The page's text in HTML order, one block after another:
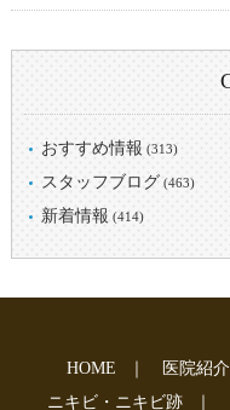
おすすめ情報 (313)
スタッフブログ (463)
新着情報 (414)
HOME ｜ 医院紹介
ニキビ・ニキビ跡
｜